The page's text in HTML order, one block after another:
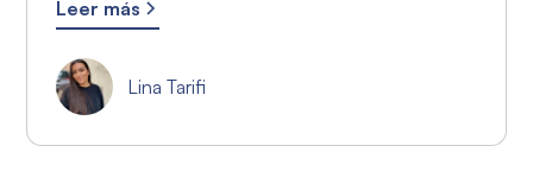
Leer más
Lina Tarifi